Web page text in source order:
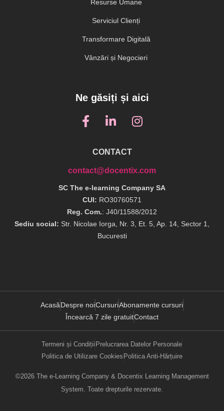
Resurse Umane
Serviciul Clienți
Transformare Digitală
Vânzări și Negocieri
Ne găsiți și aici
CONTACT
contact@docentix.com
SC The e-learning Company SA
CUI: RO30760571
Reg. Com.: J40/11588/2012
Sediu social: Str. Nicolae Iorga, Nr. 3, Et. 5, Ap. 14, Sector 1,
Bucuresti
AcasăDespre noiCursuriAbonamente cursuri
Încearcă 7 zile gratuitContact
Termeni și Condiții Prelucrarea Datelor Personale
Politica de Utilizare Cookies Politica Anti-Hărțuire
©2026 The e-Learning Company & Docentix Learning Management
System. Toate drepturile rezervate.